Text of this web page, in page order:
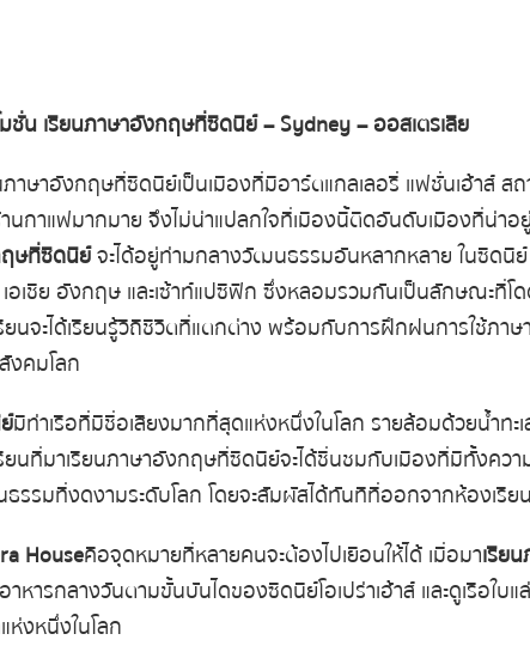
ชั่น เรียนภาษาอังกฤษที่ซิดนีย์– Sydney –ออสเตรเลีย
ภาษาอังกฤษที่ซิดนีย์ เป็นเมืองที่มีอาร์ตแกลเลอรี่ แฟชั่นเฮ้าส์
านกาแฟมากมาย จึงไม่น่าแปลกใจที่เมืองนี้ติดอันดับเมืองที่น่าอ
ษที่ซิดนีย์จะได้อยู่ท่ามกลางวัฒนธรรมอันหลากหลาย ในซิด
อเชีย อังกฤษ และเซ้าท์แปซิฟิก ซึ่งหลอมรวมกันเป็นลักษณะที่โ
ยนจะได้เรียนรู้วิถีชีวิตที่แตกต่าง พร้อมกับการฝึกฝนการใช้ภา
งคมโลก
มีท่าเรือที่มีชื่อเสียงมากที่สุดแห่งหนึ่งในโลก รายล้อมด้วยน้ำทะ
ยนที่มา เรียนภาษาอังกฤษที่ซิดนีย์ จะได้ชื่นชมกับเมืองที่มีทั้งคว
รรมที่งดงามระดับโลก โดยจะสัมผัสได้ทันทีที่ออกจากห้องเรียน
Houseคือจุดหมายที่หลายคนจะต้องไปเยือนให้ได้ เมื่อมาเรีย
าหารกลางวันตามขั้นบันไดของซิดนีย์โอเปร่าเฮ้าส์ และดูเรือใบ
ห่งหนึ่งในโลก